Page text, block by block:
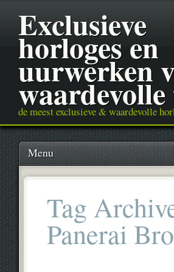
Exclusieve
horloges en
uurwerken
de meest exclusieve & waardevolle
Main menu
Skip
content
Menu
Tag
Panerai